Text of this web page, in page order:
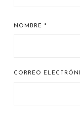
NOMBRE *
CORREO